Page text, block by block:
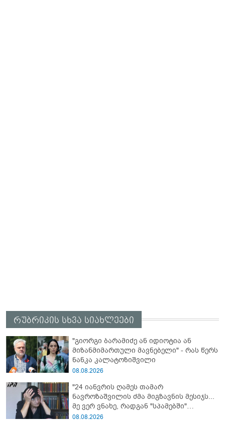
რუბრიკის სხვა სიახლეები
"გიორგი ბარამიძე ან იდიოტია ან
მიზანმიმართული მავნებელი" - რას წერს
ნანკა კალატოზიშვილი
08.08.2026
"24 იანვრის ღამეს თამარ
ნავროზაშვილის ძმა მიგზავნის მესიჯს...
მე ვერ ვნახე, რადგან "სპამებში"
ჩავარდა": რა მისწერა ნია იმნაძის ბიძამ
08.08.2026